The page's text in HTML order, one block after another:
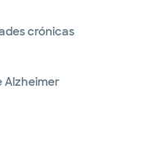
crónicas
Alzheimer